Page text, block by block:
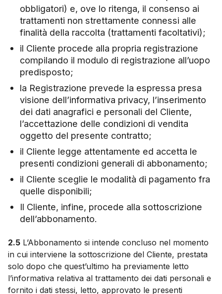
obbligatori) e, ove lo ritenga, il consenso ai
trattamenti non strettamente connessi alle
finalità della raccolta (trattamenti facoltativi);
il Cliente procede alla propria registrazione
compilando il modulo di registrazione all’uopo
predisposto;
la Registrazione prevede la espressa presa
visione dell’informativa privacy, l’inserimento
dei dati anagrafici e personali del Cliente,
l’accettazione delle condizioni di vendita
oggetto del presente contratto;
il Cliente legge attentamente ed accetta le
presenti condizioni generali di abbonamento;
il Cliente sceglie le modalità di pagamento fra
quelle disponibili;
Il Cliente, infine, procede alla sottoscrizione
dell’abbonamento.
2.5 L’Abbonamento si intende concluso nel momento
in cui interviene la sottoscrizione del Cliente, prestata
solo dopo che quest’ultimo ha previamente letto
l’informativa relativa al trattamento dei dati personali e
fornito i dati stessi, letto, approvato le presenti